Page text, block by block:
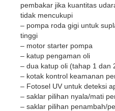
pembakar jika kuantitas
tidak mencukupi
– pompa roda gigi untuk
tinggi
– motor starter pompa
– katup pengaman oli
– dua katup oli (tahap 1 dan
– kotak kontrol keamanan
– Fotosel UV untuk deteksi
– saklar pilihan nyala/mati
– saklar pilihan penambah/